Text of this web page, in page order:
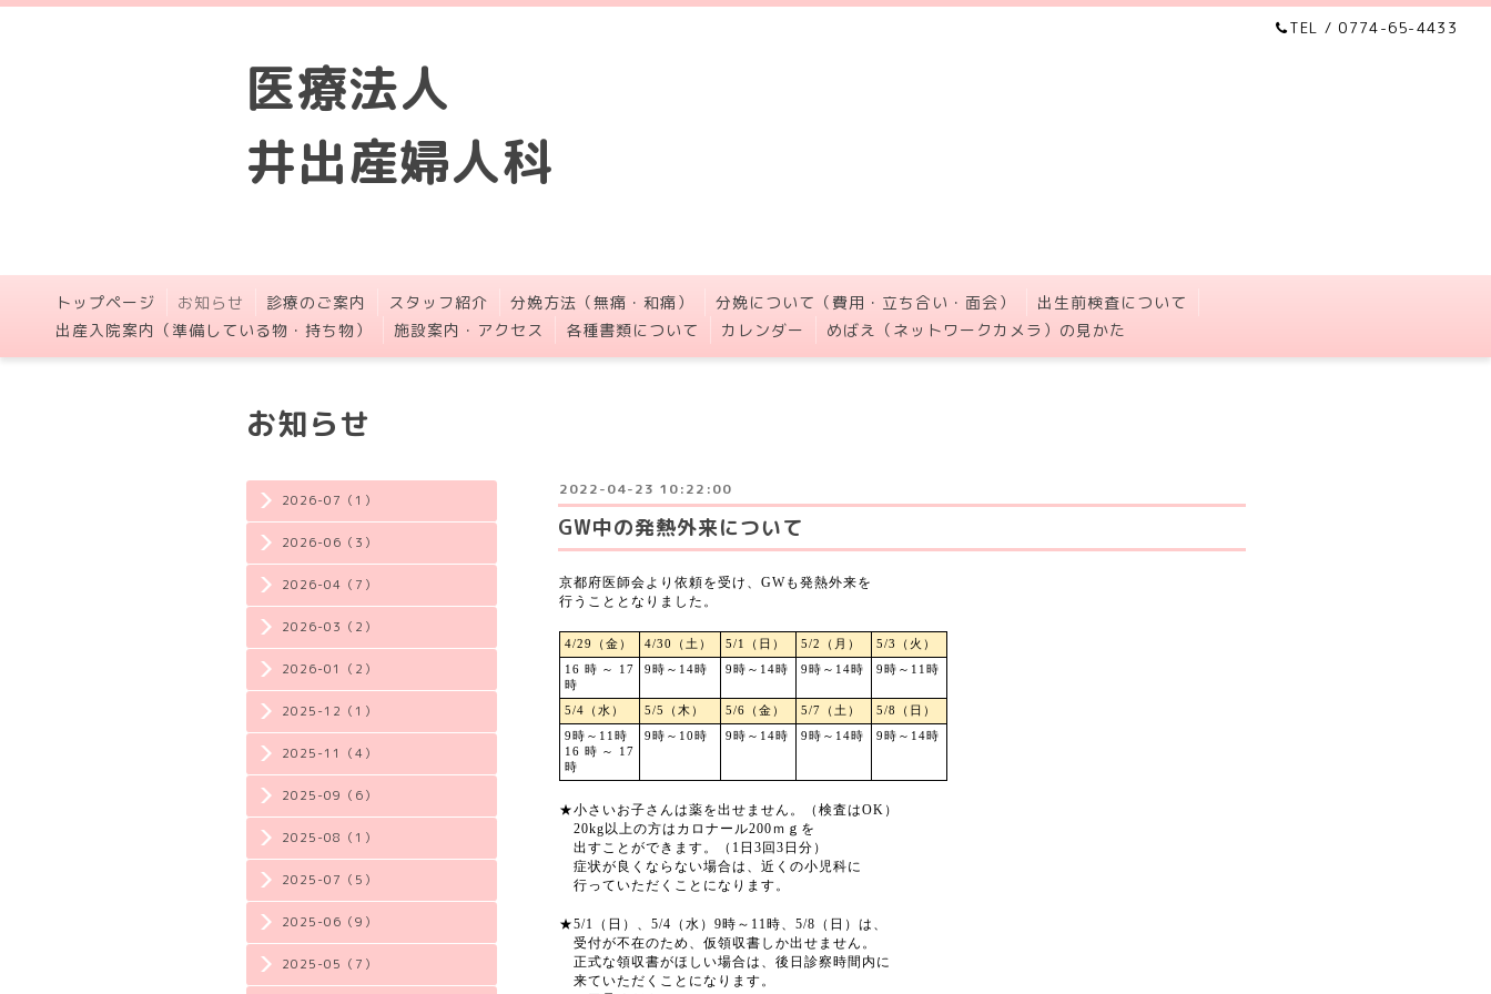
TEL / 0774-65-4433
医療法人
井出産婦人科
トップページ お知らせ 診療のご案内 スタッフ紹介 分娩方法（無痛・和痛） 分娩について（費用・立ち合い・面会）
出生前検査について
出産入院案内（準備している物・持ち物）
施設案内・アクセス 各種書類について カレンダー めばえ（ネットワークカメラ）の見かた
2026-07（1）
2026-06（3）
2026-04（7）
2026-03（2）
2026-01（2）
2025-12（1）
2025-11（4）
2025-09（6）
2025-08（1）
2025-07（5）
2025-06（9）
2025-05（7）
お知らせ
2022-04-23 10:22:00
GW中の発熱外来について
京都府医師会より依頼を受け、GWも発熱外来を
行うこととなりました。
4/29（金） 4/30（土） 5/1（日） 5/2（月） 5/3（火）
16時～17
時
9時～14時 9時～14時 9時～14時 9時～11時
5/4（水） 5/5（木） 5/6（金） 5/7（土） 5/8（日）
9時～11時
16時～17
時
9時～10時 9時～14時 9時～14時 9時～14時
★小さいお子さんは薬を出せません。（検査はOK）
20kg以上の方はカロナール200ｍｇを
出すことができます。
（1日3回3日分）
症状が良くならない場合は、近くの小児科に
行っていただくことになります。
★5/1（日）、5/4（水）9時～11時、5/8（日）は、
受付が不在のため、仮領収書しか出せません。
正式な領収書がほしい場合は、後日診察時間内に
来ていただくことになります。